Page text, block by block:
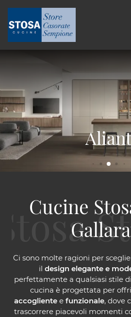
Infinity
Young
Cucine
Ci sono molte ragioni per
il design elegante e
perfettamente a qualsiasi stile
cucina è progettata per
accogliente e funzionale, dove
trascorrere piacevoli momenti